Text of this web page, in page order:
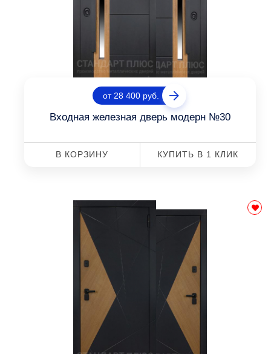
от 28 400 руб.
Входная железная дверь модерн №30
В КОРЗИНУ КУПИТЬ В 1 КЛИК